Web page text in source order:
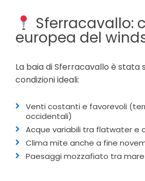
Sferracavallo:
europea del
La baia di Sferracavallo è stata
condizioni ideali:
Venti costanti e favorevoli
occidentali)
Acque variabili tra flatwater e
Clima mite anche a fine
Paesaggi mozzafiato tra